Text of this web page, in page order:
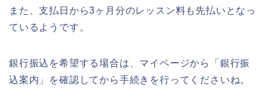
また、支払日から3ヶ月分のレッスン料も先払いとなっ
ているようです。
銀行振込を希望する場合は、マイページから「銀行振
込案内」を確認してから手続きを行ってくださいね。